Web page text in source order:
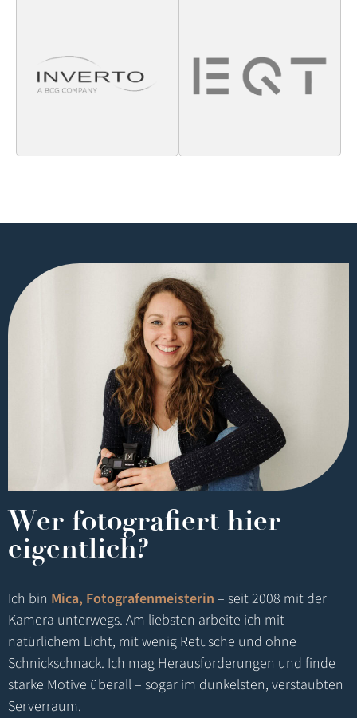
Wer fotografiert hier
eigentlich?
Ich bin Mica, Fotografenmeisterin – seit 2008 mit der
Kamera unterwegs. Am liebsten arbeite ich mit
natürlichem Licht, mit wenig Retusche und ohne
Schnickschnack. Ich mag Herausforderungen und finde
starke Motive überall – sogar im dunkelsten, verstaubten
Serverraum.